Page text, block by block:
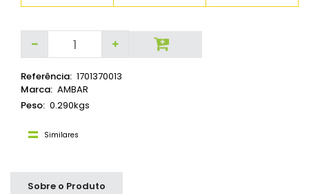
Referência: 1701370013
Marca: AMBAR
Peso: 0.290kgs
Similares
Sobre o Produto